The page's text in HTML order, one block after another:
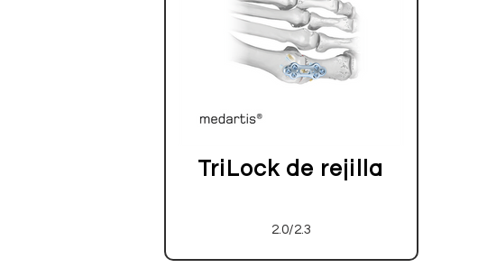
2.0/2.3
TriLock de rejilla